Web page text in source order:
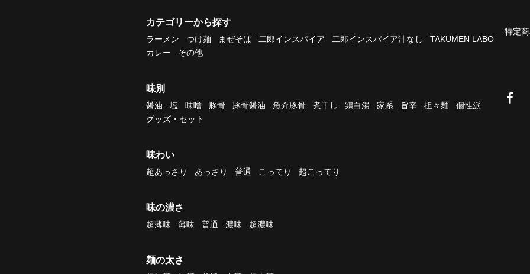
カテゴリーから探す
ラーメン つけ麺 まぜそば 二郎インスパイア 二郎インスパイア汁なし
TAKUMEN LABO
カレー
その他
味別
醤油 塩 味噌 豚骨 豚骨醤油 魚介豚骨 煮干し 鶏白湯 家系 旨辛 担々麺
個性派
グッズ・セット
味わい
超あっさり あっさり 普通 こってり 超こってり
味の濃さ
超薄味 薄味 普通 濃味 超濃味
麺の太さ
特定